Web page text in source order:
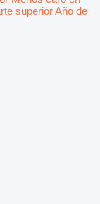
superiorAño de